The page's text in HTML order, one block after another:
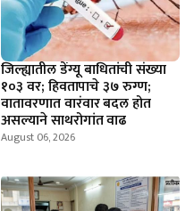
जिल्ह्यातील डेंग्यू बाधितांची संख्या
१०३ वर; हिवतापाचे ३७ रुग्ण;
वातावरणात वारंवार बदल होत
असल्याने साथरोगांत वाढ
August 06, 2026